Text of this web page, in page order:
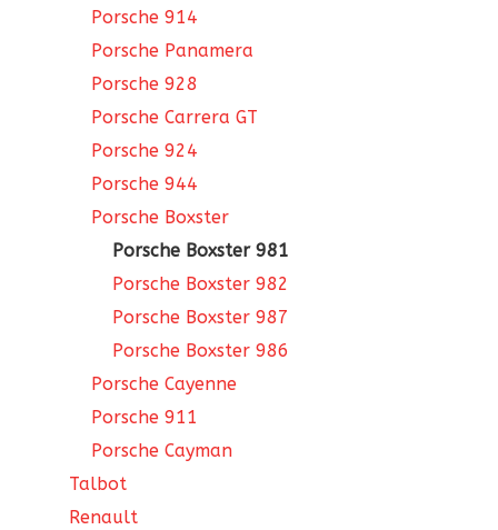
Porsche 914
Porsche Panamera
Porsche 928
Porsche Carrera GT
Porsche 924
Porsche 944
Porsche Boxster
Porsche Boxster 981
Porsche Boxster 982
Porsche Boxster 987
Porsche Boxster 986
Porsche Cayenne
Porsche 911
Porsche Cayman
Talbot
Renault